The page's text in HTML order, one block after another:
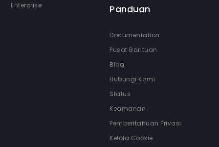
Enterprise
Panduan
Documentation
Pusat Bantuan
Blog
Hubungi Kami
Status
Keamanan
Pemberitahuan Privasi
Kelola Cookie